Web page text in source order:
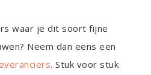
waar je dit soort fijne
Neem dan eens een
. Stuk voor stuk